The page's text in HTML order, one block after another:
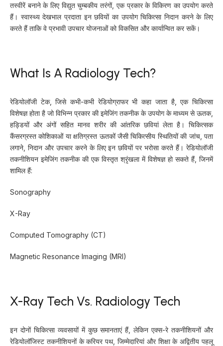
तस्वीरें बनाने के लिए विद्युत चुम्बकीय तरंगों, एक प्रकार के विकिरण का उपयोग करते
हैं। स्वास्थ्य देखभाल प्रदाता इन छवियों का उपयोग चिकित्सा निदान करने के लिए
करते हैं ताकि वे प्रभावी उपचार योजनाओं को विकसित और कार्यान्वित कर सकें।
What Is A Radiology Tech?
रेडियोलॉजी टेक, जिसे कभी-कभी रेडियोग्राफर भी कहा जाता है, एक चिकित्सा
विशेषज्ञ होता है जो विभिन्न प्रकार की इमेजिंग तकनीक के उपयोग के माध्यम से ऊतक,
हड्डियों और अंगों सहित मानव शरीर की आंतरिक छवियां लेता है। चिकित्सक
कैंसरग्रस्त कोशिकाओं या क्षतिग्रस्त ऊतकों जैसी चिकित्सीय स्थितियों की जांच, पता
लगाने, निदान और उपचार करने के लिए इन छवियों पर भरोसा करते हैं। रेडियोलॉजी
तकनीशियन इमेजिंग तकनीक की एक विस्तृत श्रृंखला में विशेषज्ञ हो सकते हैं, जिनमें
शामिल हैं:
Sonography
X-Ray
Computed Tomography (CT)
Magnetic Resonance Imaging (MRI)
X-Ray Tech Vs. Radiology Tech
इन दोनों चिकित्सा व्यवसायों में कुछ समानताएं हैं, लेकिन एक्स-रे तकनीशियनों और
रेडियोलॉजिस्ट तकनीशियनों के करियर पथ, जिम्मेदारियां और शिक्षा के अद्वितीय पहलू